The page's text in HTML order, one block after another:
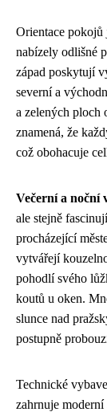
Orientace pokojů
nabízely odlišné
západ poskytují
severní a
a zelených ploch
znamená, že
což obohacuje
Večerní a noční
ale stejně
procházející
vytvářejí
pohodlí svého
koutů u oken.
slunce nad
postupně
Technické
zahrnuje